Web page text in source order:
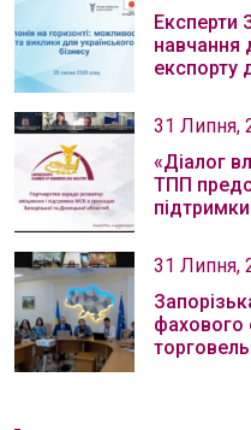
Експерти
навчання
експорту
31 Липня,
«Діалог
ТПП
31 Липня,
фахового